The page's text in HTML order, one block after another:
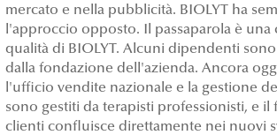
mercato e nella pubblicità. BIOLYT ha
l'approccio opposto. Il passaparola è una
qualità di BIOLYT. Alcuni dipendenti
dalla fondazione dell'azienda. Ancora
l'ufficio vendite nazionale e la gestione
sono gestiti da terapisti professionisti, e il
clienti confluisce direttamente nei nuovi